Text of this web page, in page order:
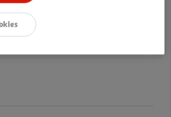
INTEGRAL